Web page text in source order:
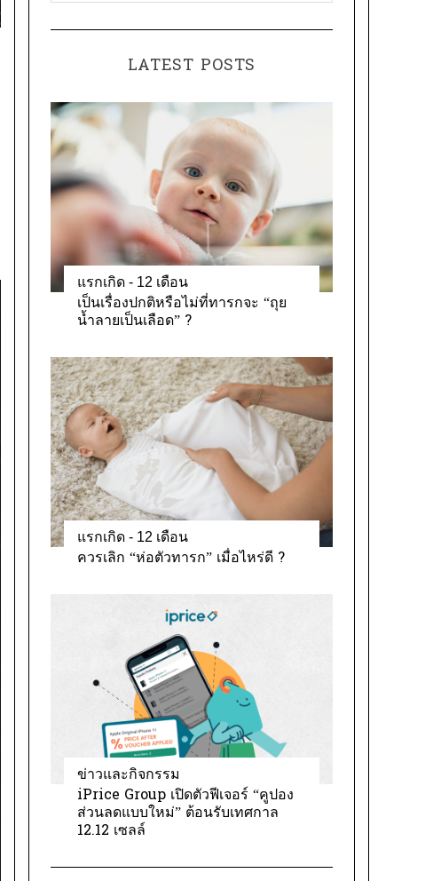
r
a
t
o
r
i
e
s
LATEST POSTS
แรกเกิด - 12 เดือน
เป็นเรื่องปกติหรือไม่ที่ทารกจะ “ถุย
น้ำลายเป็นเลือด” ?
แรกเกิด - 12 เดือน
ควรเลิก “ห่อตัวทารก” เมื่อไหร่ดี ?
ข่าวและกิจกรรม
iPrice Group เปิดตัวฟีเจอร์ “คูปอง
ส่วนลดแบบใหม่” ต้อนรับเทศกาล
12.12 เซลล์